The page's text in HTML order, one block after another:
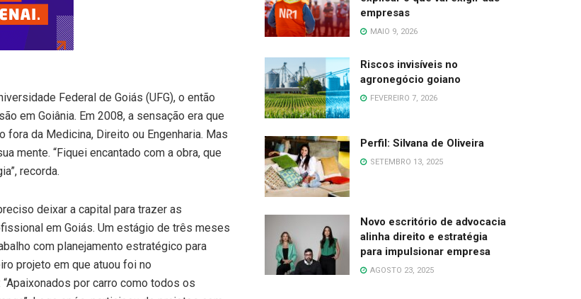
Federal de Goiás (UFG), o então
em Goiânia. Em 2008, a sensação era que
da Medicina, Direito ou Engenharia. Mas
mente. “Fiquei encantado com a obra, que
recorda.
deixar a capital para trazer as
em Goiás. Um estágio de três meses
com planejamento estratégico para
projeto em que atuou foi no
por carro como todos os
empresas
MAIO 9, 2026
Riscos invisíveis no
agronegócio goiano
FEVEREIRO 7, 2026
Perfil: Silvana de Oliveira
SETEMBRO 13, 2025
Novo escritório de advocacia
alinha direito e estratégia
para impulsionar empresa
AGOSTO 23, 2025